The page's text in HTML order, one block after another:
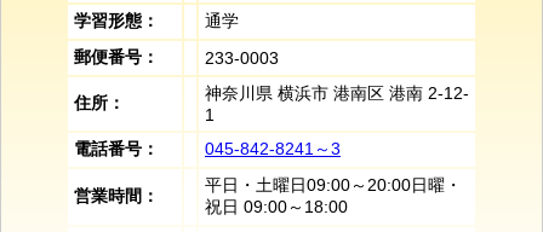
学習形態：
通学
郵便番号：
233-0003
住所：
神奈川県 横浜市 港南区 港南 2-12-
1
電話番号：
045-842-8241～3
営業時間：
平日・土曜日09:00～20:00日曜・
祝日 09:00～18:00